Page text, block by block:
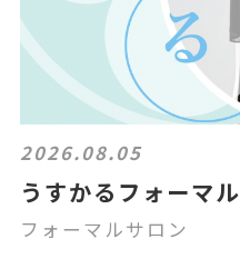
2026.08.05
うすかるフォーマル
フォーマルサロン